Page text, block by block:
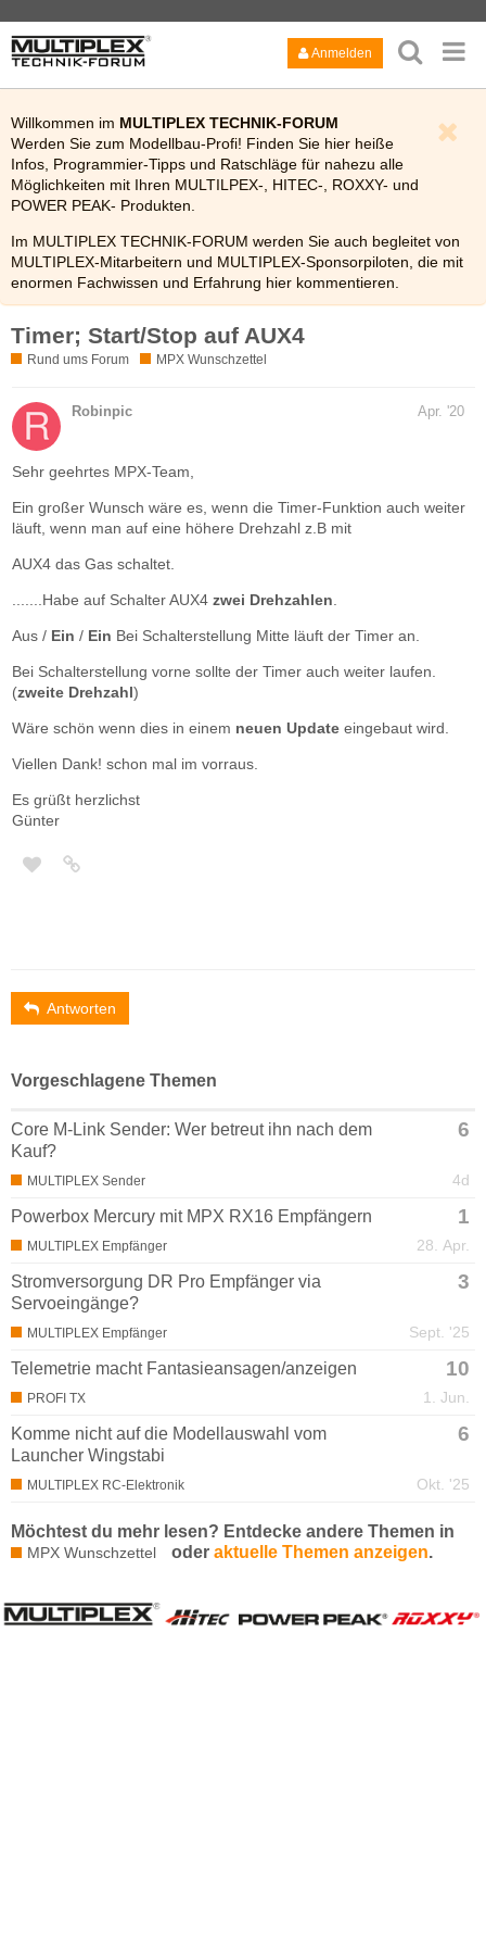
Anmelden
Willkommen im MULTIPLEX TECHNIK-FORUM
Werden Sie zum Modellbau-Profi! Finden Sie hier heiße
Infos, Programmier-Tipps und Ratschläge für nahezu alle
Möglichkeiten mit Ihren MULTILPEX-, HITEC-, ROXXY- und
POWER PEAK- Produkten.
Im MULTIPLEX TECHNIK-FORUM werden Sie auch begleitet von
MULTIPLEX-Mitarbeitern und MULTIPLEX-Sponsorpiloten, die mit
enormen Fachwissen und Erfahrung hier kommentieren.
Bitte lesen Sie auch kurz dieFAQdes Technik-Forums.
Timer; Start/Stop auf AUX4
Rund ums Forum MPX Wunschzettel
Robinpic Apr. '20
Sehr geehrtes MPX-Team,
Ein großer Wunsch wäre es, wenn die Timer-Funktion auch weiter
läuft, wenn man auf eine höhere Drehzahl z.B mit
AUX4 das Gas schaltet.
.......Habe auf Schalter AUX4 zwei Drehzahlen.
Aus / Ein / Ein Bei Schalterstellung Mitte läuft der Timer an.
Bei Schalterstellung vorne sollte der Timer auch weiter laufen.
(zweite Drehzahl)
Wäre schön wenn dies in einem neuen Update eingebaut wird.
Viellen Dank! schon mal im vorraus.
Es grüßt herzlichst
Günter
Antworten
Vorgeschlagene Themen
Core M-Link Sender: Wer betreut ihn nach dem
Kauf?
6
4d
MULTIPLEX Sender
Powerbox Mercury mit MPX RX16 Empfängern 1
28. Apr.
MULTIPLEX Empfänger
Stromversorgung DR Pro Empfänger via
Servoeingänge?
3
Sept. '25
MULTIPLEX Empfänger
Telemetrie macht Fantasieansagen/anzeigen 10
1. Jun.
PROFI TX
Komme nicht auf die Modellauswahl vom
Launcher Wingstabi
6
Okt. '25
MULTIPLEX RC-Elektronik
Möchtest du mehr lesen? Entdecke andere Themen in
MPX Wunschzettel oder aktuelle Themen anzeigen